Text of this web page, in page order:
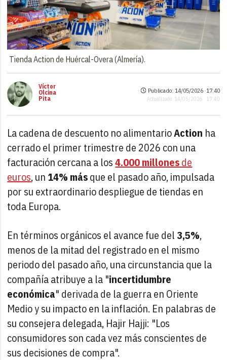
Tienda Action de Huércal-Overa (Almería).
Víctor
Olcina
Pita
Publicado: 14/05/2026 ·17:40
Actualizado: 14/05/2026 · 17:40
La cadena de descuento no alimentarioAction ha
cerrado el primer trimestre de 2026 con una
facturación cercana a los4.000 millonesde
euros, un 14% másque el pasado año, impulsada
por su extraordinario despliegue de tiendas en
toda Europa.
En términos orgánicos el avance fue del3,5%,
menos de la mitad del registrado en el mismo
periodo del pasado año, una circunstancia que la
compañía atribuye a la "incertidumbre
económica" derivada de la guerra en Oriente
Medio y su impacto en la inflación. En palabras de
su consejera delegada, Hajir Hajji: "Los
consumidores son cada vez más conscientes de
sus decisiones de compra".